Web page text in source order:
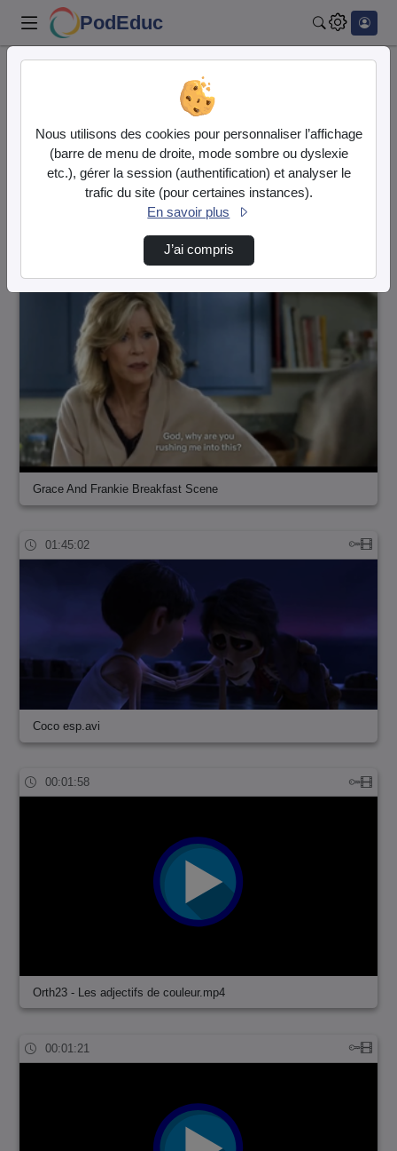
PodEduc
69607 vidéos trouvées
Audio Vidéo
Direction de tri
Grace And Frankie Breakfast Scene
01:45:02
Coco esp.avi
00:01:58
Orth23 - Les adjectifs de couleur.mp4
00:01:21
Nous utilisons des cookies pour personnaliser l’affichage
(barre de menu de droite, mode sombre ou dyslexie
etc.), gérer la session (authentification) et analyser le
trafic du site (pour certaines instances).
En savoir plus
J’ai compris